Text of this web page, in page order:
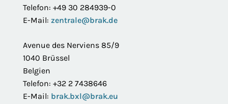
Telefon: +49 30 284939-0
E-Mail: zentrale@brak.de
Avenue des Nerviens 85/9
1040 Brüssel
Belgien
Telefon: +32 2 7438646
E-Mail: brak.bxl@brak.eu